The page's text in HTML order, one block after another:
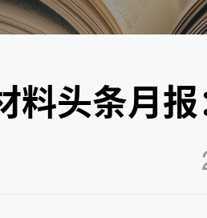
料头条月